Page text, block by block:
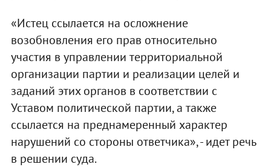
«Истец ссылается на осложнение
возобновления его прав относительно
участия в управлении территориальной
организации партии и реализации целей и
заданий этих органов в соответствии с
Уставом политической партии, а также
ссылается на преднамеренный характер
нарушений со стороны ответчика», - идет речь
в решении суда.